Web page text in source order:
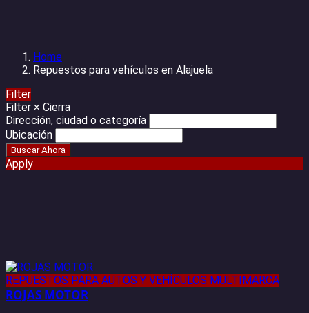
Home
Repuestos para vehículos en Alajuela
Filter
Filter × Cierra
Dirección, ciudad o categoría
Ubicación
Apply
REPUESTOS PARA AUTOS Y VEHÍCULOS MULTIMARCA
ROJAS MOTOR